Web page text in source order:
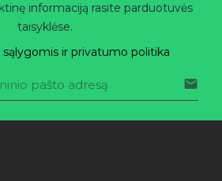
informaciją rasite parduotuvės
taisyklėse.
sąlygomis ir privatumo politika
